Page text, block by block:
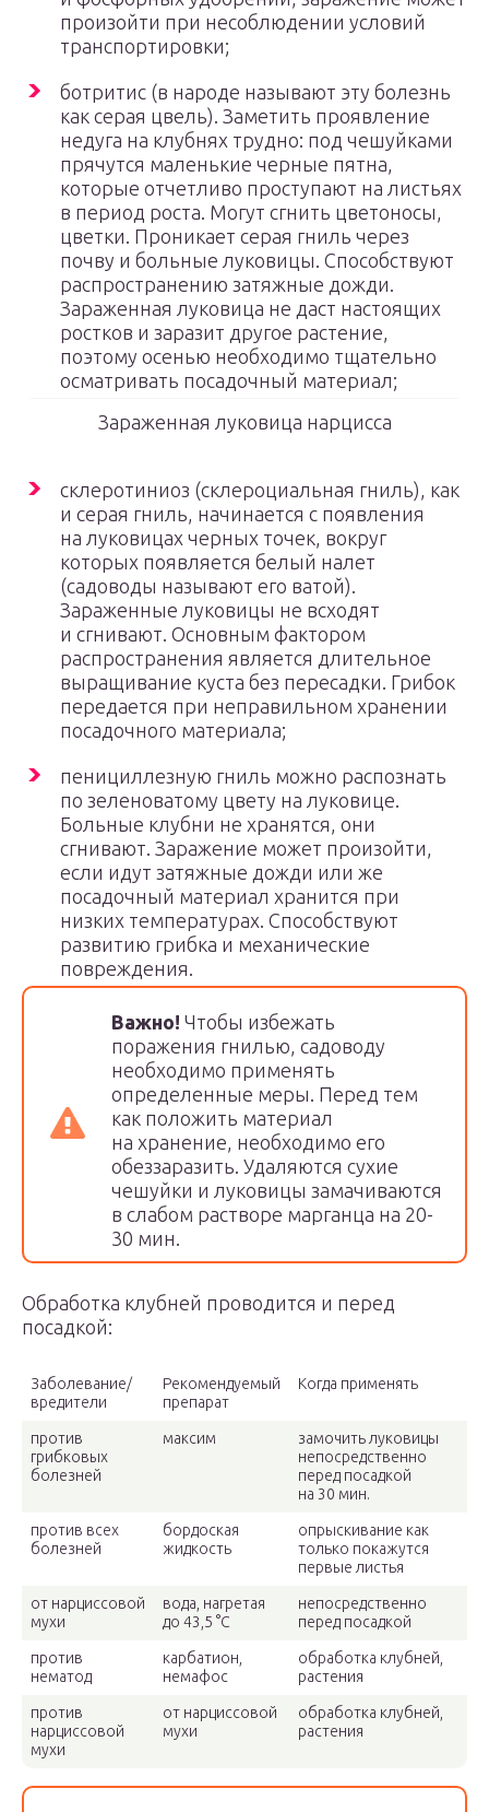
произойти при несоблюдении условий
транспортировки;
ботритис (в народе называют эту болезнь
как серая цвель). Заметить проявление
недуга на клубнях трудно: под чешуйками
прячутся маленькие черные пятна,
которые отчетливо проступают на листьях
в период роста. Могут сгнить цветоносы,
цветки. Проникает серая гниль через
почву и больные луковицы. Способствуют
распространению затяжные дожди.
Зараженная луковица не даст настоящих
ростков и заразит другое растение,
поэтому осенью необходимо тщательно
осматривать посадочный материал;
Зараженная луковица нарцисса
склеротиниоз (склероциальная гниль), как
и серая гниль, начинается с появления
на луковицах черных точек, вокруг
которых появляется белый налет
(садоводы называют его ватой).
Зараженные луковицы не всходят
и сгнивают. Основным фактором
распространения является длительное
выращивание куста без пересадки. Грибок
передается при неправильном хранении
посадочного материала;
пенициллезную гниль можно распознать
по зеленоватому цвету на луковице.
Больные клубни не хранятся, они
сгнивают. Заражение может произойти,
если идут затяжные дожди или же
посадочный материал хранится при
низких температурах. Способствуют
развитию грибка и механические
повреждения.
Важно! Чтобы избежать
поражения гнилью, садоводу
необходимо применять
определенные меры. Перед тем
как положить материал
на хранение, необходимо его
обеззаразить. Удаляются сухие
чешуйки и луковицы замачиваются
в слабом растворе марганца на 20-
30 мин.
Обработка клубней проводится и перед
посадкой:
Заболевание/
вредители
Рекомендуемый
препарат
Когда применять
против
грибковых
болезней
максим
замочить луковицы
непосредственно
перед посадкой
на 30 мин.
против всех
болезней
бордоская
жидкость
опрыскивание как
только покажутся
первые листья
от нарциссовой
мухи
вода, нагретая
до 43,5 °С
непосредственно
перед посадкой
против
нематод
карбатион,
немафос
обработка клубней,
растения
против
нарциссовой
мухи
от нарциссовой
мухи
обработка клубней,
растения